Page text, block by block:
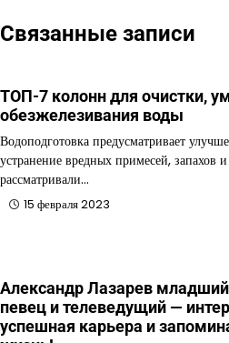
Связанные записи
ТОП-7 колонн для очистки,
обезжелезивания воды
Водоподготовка предусматривает
устранение вредных примесей,
рассматривали…
15 февраля 2023
Александр Лазарев
певец и телеведущий —
успешная карьера и